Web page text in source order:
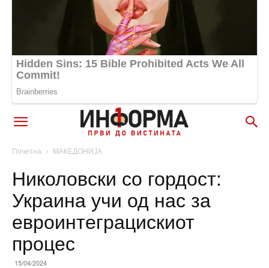
Почетна МАКЕДОНИЈА
Николовски со гордост:
Украина учи од нас за
евроинтеграцискиот
процес
15/04/2024